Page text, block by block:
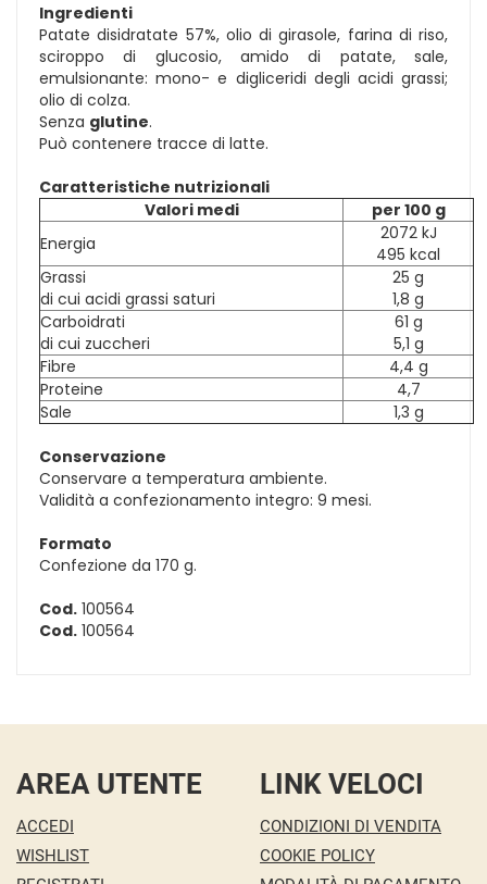
Ingredienti
Patate disidratate 57%, olio di girasole, farina di riso,
sciroppo di glucosio, amido di patate, sale,
emulsionante: mono- e digliceridi degli acidi grassi;
olio di colza.
Senza glutine.
Può contenere tracce di latte.
Caratteristiche nutrizionali
Valori medi
per 100 g
Energia
2072 kJ
495 kcal
Grassi
di cui acidi grassi saturi
25 g
1,8 g
Carboidrati
di cui zuccheri
61 g
5,1 g
Fibre
4,4 g
Proteine
4,7
Sale
1,3 g
Conservazione
Conservare a temperatura ambiente.
Validità a confezionamento integro: 9 mesi.
Formato
Confezione da 170 g.
Cod. 100564
Cod. 100564
AREA UTENTE
ACCEDI
WISHLIST
LINK VELOCI
CONDIZIONI DI VENDITA
COOKIE POLICY